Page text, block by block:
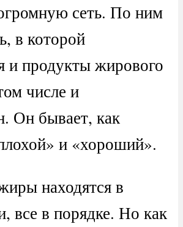
сеть. По ним
в которой
и продукты жирового
числе и
Он бывает, как
и «хороший».
находятся в
все в порядке. Но как